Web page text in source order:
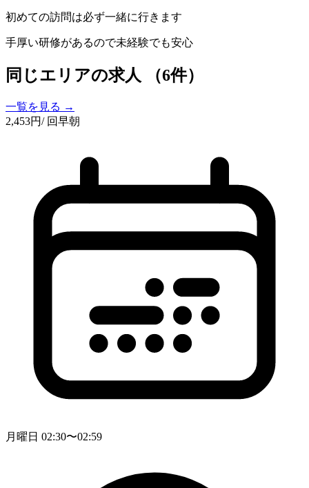
初めての訪問は必ず一緒に行きます
手厚い研修があるので未経験でも安心
同じエリアの求人 （6件）
一覧を見る →
2,453円/ 回早朝
月曜日 02:30〜02:59